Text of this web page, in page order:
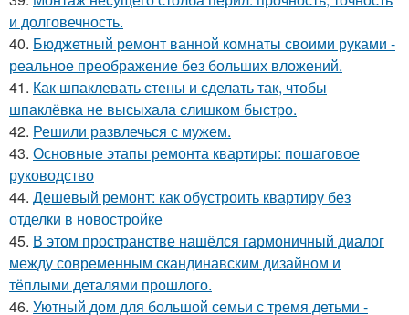
и долговечность.
40. Бюджетный ремонт ванной комнаты своими руками -
реальное преображение без больших вложений.
41. Как шпаклевать стены и сделать так, чтобы
шпаклёвка не высыхала слишком быстро.
42. Решили развлечься с мужем.
43. Основные этапы ремонта квартиры: пошаговое
руководство
44. Дешевый ремонт: как обустроить квартиру без
отделки в новостройке
45. В этом пространстве нашёлся гармоничный диалог
между современным скандинавским дизайном и
тёплыми деталями прошлого.
46. Уютный дом для большой семьи с тремя детьми -